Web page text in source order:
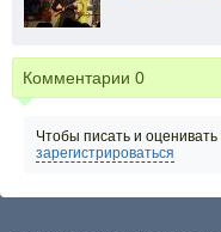
Комментарии 0
Чтобы писать и
зарегистрироваться